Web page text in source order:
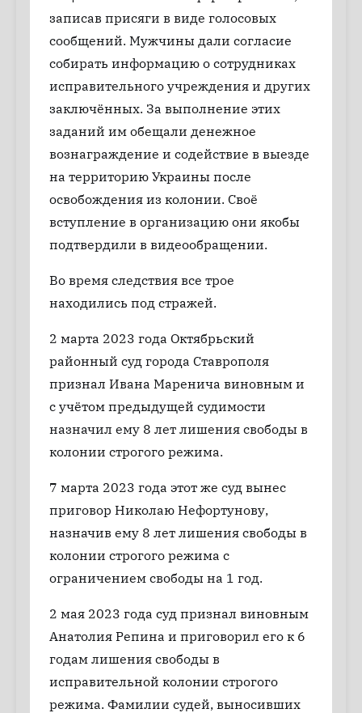
записав присяги в виде голосовых
сообщений. Мужчины дали согласие
собирать информацию о сотрудниках
исправительного учреждения и других
заключённых. За выполнение этих
заданий им обещали денежное
вознаграждение и содействие в выезде
на территорию Украины после
освобождения из колонии. Своё
вступление в организацию они якобы
подтвердили в видеообращении.
Во время следствия все трое
находились под стражей.
2 марта 2023 года Октябрьский
районный суд города Ставрополя
признал Ивана Маренича виновным и
с учётом предыдущей судимости
назначил ему 8 лет лишения свободы в
колонии строгого режима.
7 марта 2023 года этот же суд вынес
приговор Николаю Нефортунову,
назначив ему 8 лет лишения свободы в
колонии строгого режима с
ограничением свободы на 1 год.
2 мая 2023 года суд признал виновным
Анатолия Репина и приговорил его к 6
годам лишения свободы в
исправительной колонии строгого
режима. Фамилии судей, выносивших